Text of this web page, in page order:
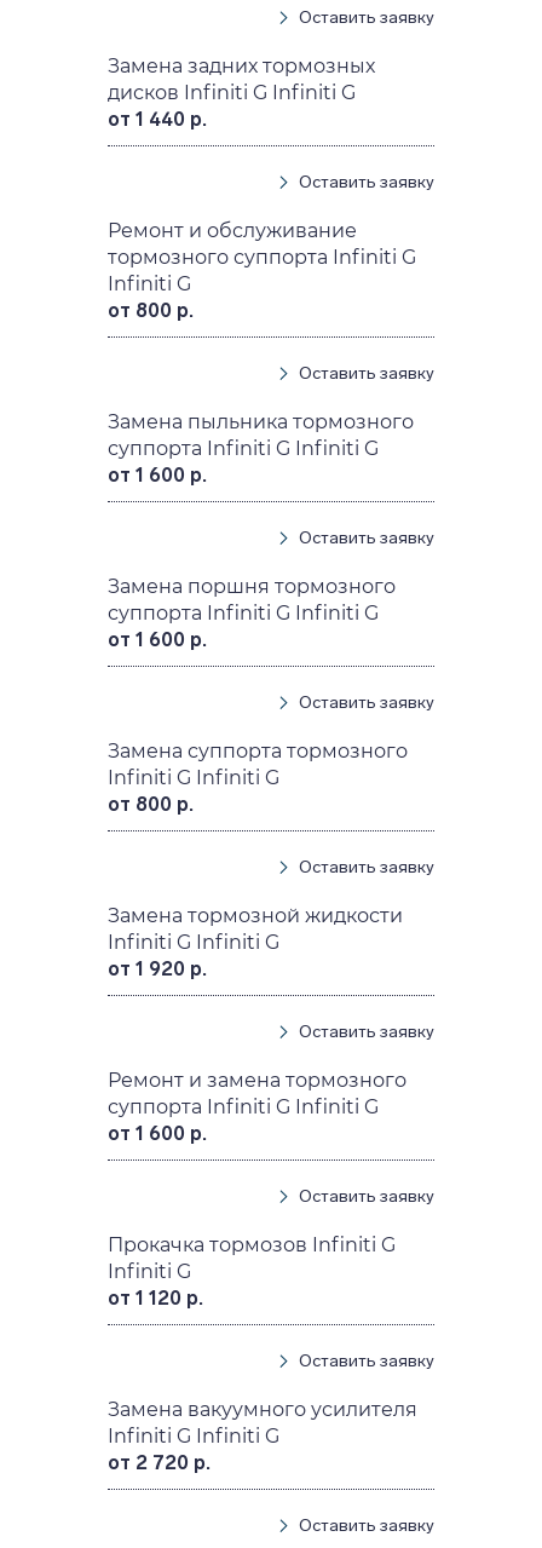
Оставить заявку
Замена задних тормозных
дисков Infiniti G Infiniti G
от 1 440 р.
Оставить заявку
Ремонт и обслуживание
тормозного суппорта Infiniti G
Infiniti G
от 800 р.
Оставить заявку
Замена пыльника тормозного
суппорта Infiniti G Infiniti G
от 1 600 р.
Оставить заявку
Замена поршня тормозного
суппорта Infiniti G Infiniti G
от 1 600 р.
Оставить заявку
Замена суппорта тормозного
Infiniti G Infiniti G
от 800 р.
Оставить заявку
Замена тормозной жидкости
Infiniti G Infiniti G
от 1 920 р.
Оставить заявку
Ремонт и замена тормозного
суппорта Infiniti G Infiniti G
от 1 600 р.
Оставить заявку
Прокачка тормозов Infiniti G
Infiniti G
от 1 120 р.
Оставить заявку
Замена вакуумного усилителя
Infiniti G Infiniti G
от 2 720 р.
Оставить заявку